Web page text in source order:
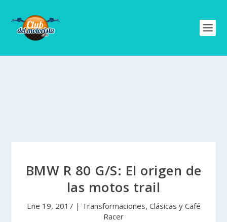
BMW R 80 G/S: El origen de
las motos trail
Ene 19, 2017 | Transformaciones, Clásicas y Café
Racer